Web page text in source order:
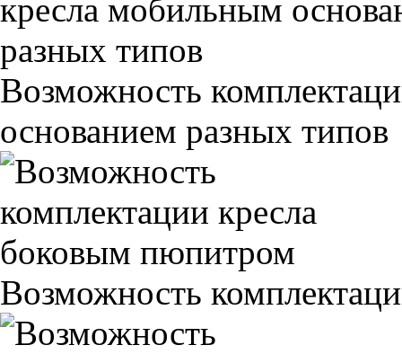
Возможность
основанием разных типов
Возможность